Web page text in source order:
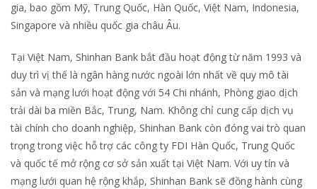
gia, bao gồm Mỹ, Trung Quốc, Hàn Quốc, Việt Nam, Indonesia,
Singapore và nhiều quốc gia châu Âu.
Tại Việt Nam, Shinhan Bank bắt đầu hoạt động từ năm 1993 và
duy trì vị thế là ngân hàng nước ngoài lớn nhất về quy mô tài
sản và mạng lưới hoạt động với 54 Chi nhánh, Phòng giao dịch
trải dài ba miền Bắc, Trung, Nam. Không chỉ cung cấp dịch vụ
tài chính cho doanh nghiệp, Shinhan Bank còn đóng vai trò quan
trọng trong việc hỗ trợ các công ty FDI Hàn Quốc, Trung Quốc
và quốc tế mở rộng cơ sở sản xuất tại Việt Nam. Với uy tín và
mạng lưới quan hệ rộng khắp, Shinhan Bank sẽ đồng hành cùng